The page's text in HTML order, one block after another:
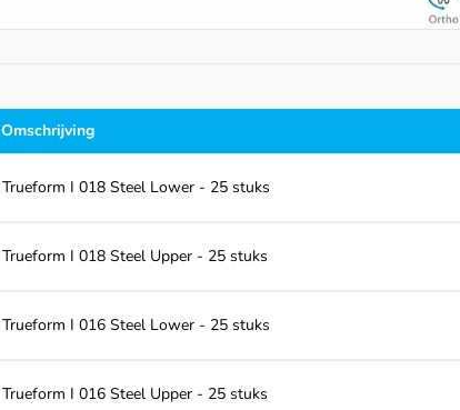
Omschrijving
Trueform I 018 Steel Lower - 25 stuks
Trueform I 018 Steel Upper - 25 stuks
Trueform I 016 Steel Lower - 25 stuks
Trueform I 016 Steel Upper - 25 stuks